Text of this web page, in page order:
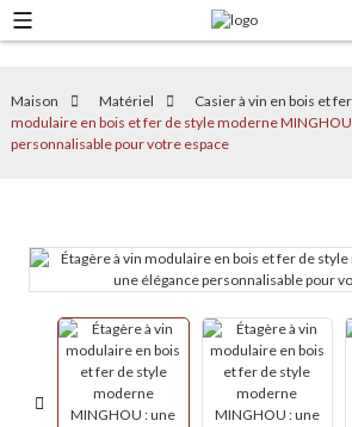
Maison Matériel Casier à vin en bois et fer
modulaire en bois et fer de style moderne
personnalisable pour votre espace